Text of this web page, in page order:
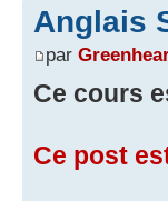
Anglais
par
Ce cours
Ce post